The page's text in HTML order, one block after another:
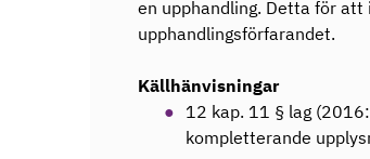
en upphandling. Detta för
upphandlingsförfarandet.
Källhänvisningar
12 kap. 11 § lag
kompletterande